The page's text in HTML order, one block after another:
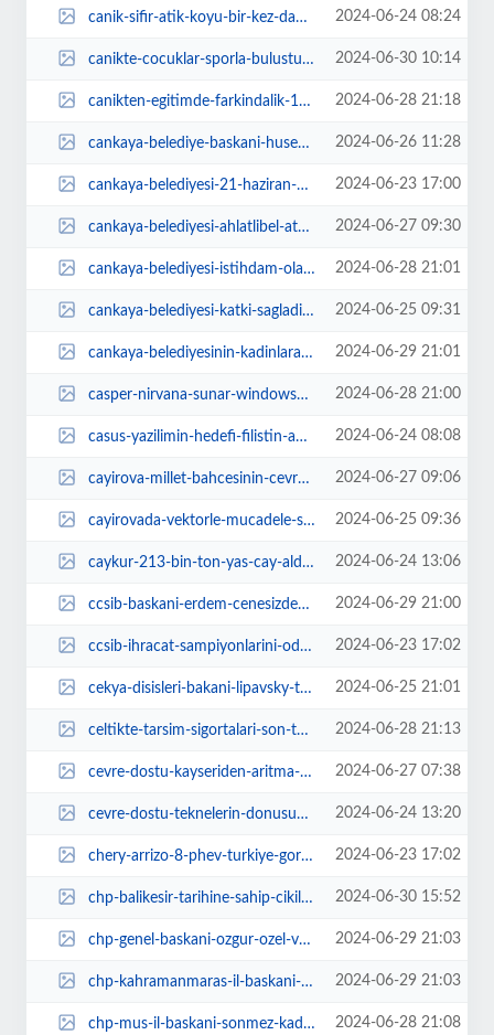
canik-sifir-atik-koyu-bir-kez-daha-sahnede-KEq9A1i7.jpg 2024-06-24 08:24
canikte-cocuklar-sporla-bulustu-5tDlRvEz.jpg 2024-06-30 10:14
canikten-egitimde-farkindalik-1yIJDksH.jpg 2024-06-28 21:18
cankaya-belediye-baskani-huseyin-can-guner-10-ekim-baris-derneginin-duzenledi... 2024-06-26 11:28
cankaya-belediyesi-21-haziran-dunya-muzik-gununu-ugur-mumcu-parkinda-duzenled... 2024-06-23 17:00
cankaya-belediyesi-ahlatlibel-ataturk-parkinda-2024-avrupa-futbol-sampiyonasi... 2024-06-27 09:30
cankaya-belediyesi-istihdam-olanakli-meslek-egitimlerine-bir-yenisini-ekliyor... 2024-06-28 21:01
cankaya-belediyesi-katki-sagladigi-koc-universitesi-vekam-ve-korev-isbirligi-... 2024-06-25 09:31
cankaya-belediyesinin-kadinlara-gelir-destegi-amaciyla-hayata-gecirdigi-kadin... 2024-06-29 21:01
casper-nirvana-sunar-windowsda-copilot-ile-iste-yapay-zeka-zacc3jS9.jpg 2024-06-28 21:00
casus-yazilimin-hedefi-filistin-aOGjLfFl.jpg 2024-06-24 08:08
cayirova-millet-bahcesinin-cevre-yollari-asfaltlaniyor-vYOGQMOv.jpg 2024-06-27 09:06
cayirovada-vektorle-mucadele-suruyor-rS5FmBxH.jpg 2024-06-25 09:36
caykur-213-bin-ton-yas-cay-aldi-BIFypsPf.jpg 2024-06-24 13:06
ccsib-baskani-erdem-cenesizden-ihracatta-yeniden-yukselis-sinyali-WG22FY99.jpg 2024-06-29 21:00
ccsib-ihracat-sampiyonlarini-odullendirecek-DYYWAXqD.jpg 2024-06-23 17:02
cekya-disisleri-bakani-lipavsky-tbmmde-41vGFGDf.jpg 2024-06-25 21:01
celtikte-tarsim-sigortalari-son-tarihi-7-temmuz-8CbKUybf.jpg 2024-06-28 21:13
cevre-dostu-kayseriden-aritma-kurutma-yakma-tesisi-6IhEDeMQ.jpg 2024-06-27 07:38
cevre-dostu-teknelerin-donusumu-tamamlandi-LOEf12Re.jpg 2024-06-24 13:20
chery-arrizo-8-phev-turkiye-gorucusune-hazir-8k7lhFmV.jpg 2024-06-23 17:02
chp-balikesir-tarihine-sahip-cikilmali-2SgObhgd.jpg 2024-06-30 15:52
chp-genel-baskani-ozgur-ozel-ve-ibb-baskani-ekrem-imamoglu-yurt-disi-orgutlen... 2024-06-29 21:03
chp-kahramanmaras-il-baskani-ates-mutlu-ve-umutlu-yarinlar-bizi-bekliyor-1pmD... 2024-06-29 21:03
chp-mus-il-baskani-sonmez-kadinlarimizin-oldugu-her-yerde-basari-var-7f8xEHE6... 2024-06-28 21:08